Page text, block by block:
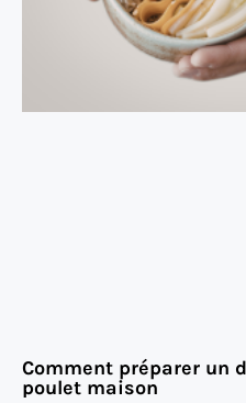
Comment préparer un
poulet maison